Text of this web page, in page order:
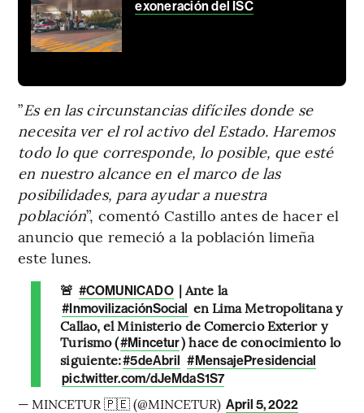
exoneración del ISC
”Es en las circunstancias difíciles donde se
necesita ver el rol activo del Estado. Haremos
todo lo que corresponde, lo posible, que esté
en nuestro alcance en el marco de las
posibilidades, para ayudar a nuestra
población”, comentó Castillo antes de hacer el
anuncio que remeció a la población limeña
este lunes.
🚨 #COMUNICADO | Ante la
#InmovilizaciónSocial en Lima Metropolitana y
Callao, el Ministerio de Comercio Exterior y
Turismo (#Mincetur) hace de conocimiento lo
siguiente:#5deAbril #MensajePresidencial
pic.twitter.com/dJeMdaS1S7
— MINCETUR 🇵🇪 (@MINCETUR) April 5, 2022